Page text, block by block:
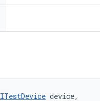
ITestDevice device,